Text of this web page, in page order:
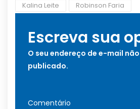
Kalina Leite Robinson Faria
Escreva sua
O seu endereço de e-mail
publicado.
Comentário